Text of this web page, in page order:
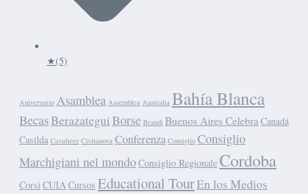
★(5)
Aniversario Asamblea Assemblea Australia Bahía Blanca
BecasBerazateguiBorse Brandi Buenos Aires CelebraCanadá
Casilda Cavaliere Civitanova Conferenza Consiglio Consiglio
Marchigiani nel mondoConsiglio RegionaleCordoba
Corsi CUIACursos Educational TourEn los Medios